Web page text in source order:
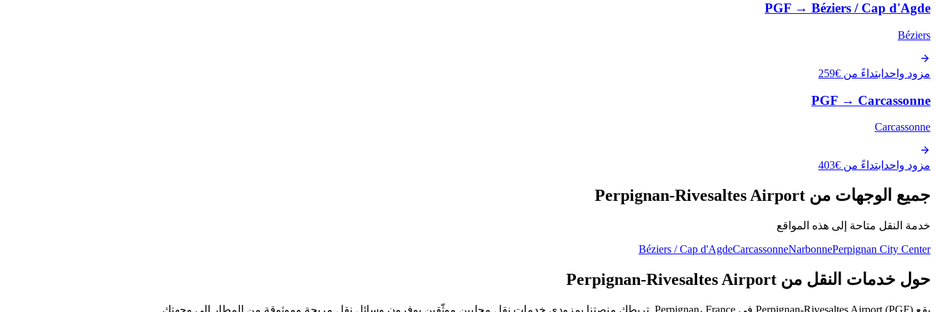
PGF → Béziers / Cap d'Agde
Béziers
مزود واحد ابتداءً من €259
PGF → Carcassonne
Carcassonne
مزود واحد ابتداءً من €403
جميع الوجهات من Perpignan-Rivesaltes Airport
خدمة النقل متاحة إلى هذه المواقع
Béziers / Cap d'AgdeCarcassonneNarbonnePerpignan City Center
حول خدمات النقل من Perpignan-Rivesaltes Airport
يقع Perpignan-Rivesaltes Airport (PGF) في Perpignan، France. تربطك منصتنا بمزودي خدمات نقل محليين موثّقين يوفرون وسائل نقل مريحة وموثوقة من المطار إلى وجهتك.